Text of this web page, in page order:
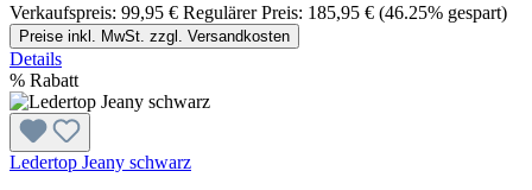
Verkaufspreis: 99,95 € Regulärer Preis: 185,95 € (46.25% gespart)
Preise inkl. MwSt. zzgl. Versandkosten
Details
% Rabatt
Ledertop Jeany schwarz